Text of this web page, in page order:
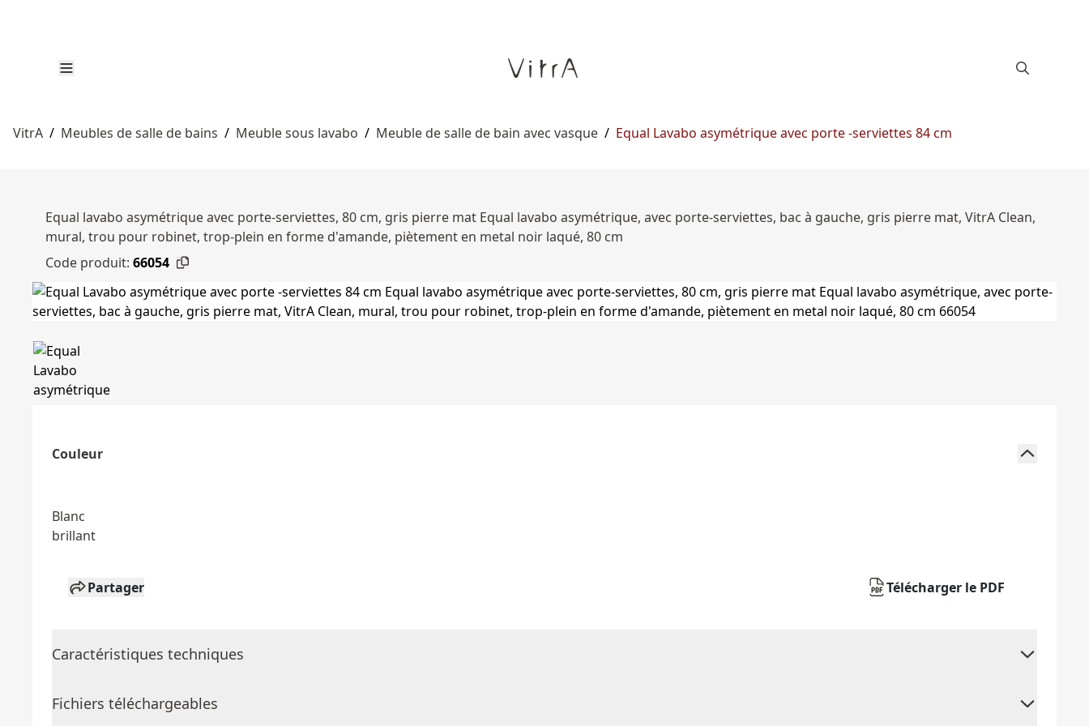
VitrA / Meubles de salle de bains / Meuble sous lavabo / Meuble de salle de bain avec vasque / Equal Lavabo asymétrique avec porte -serviettes 84 cm
Equal lavabo asymétrique avec porte-serviettes, 80 cm, gris pierre mat Equal lavabo asymétrique, avec porte-serviettes, bac à gauche, gris pierre mat, VitrA Clean,
mural, trou pour robinet, trop-plein en forme d'amande, piètement en metal noir laqué, 80 cm
Code produit: 66054
Couleur
Blanc
brillant
Partager Télécharger le PDF
Caractéristiques techniques
Fichiers téléchargeables